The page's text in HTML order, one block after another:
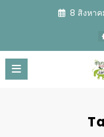
8 สิงหา